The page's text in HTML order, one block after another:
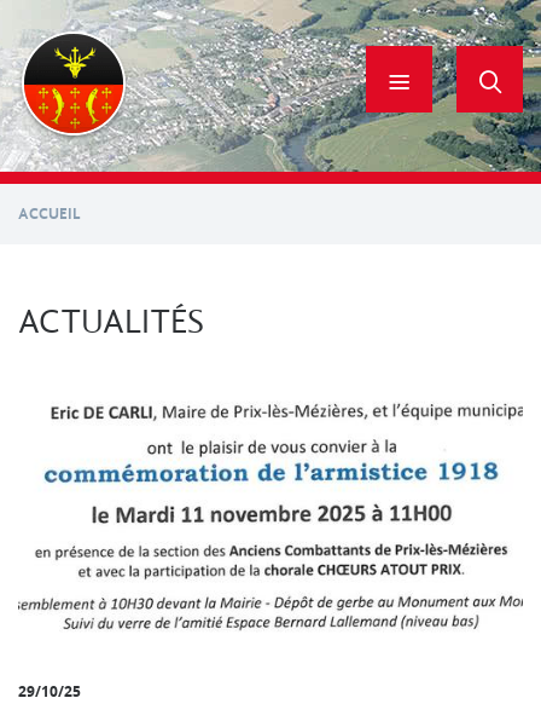
contenu
principal
ACCUEIL
ACTUALITÉS
29/10/25